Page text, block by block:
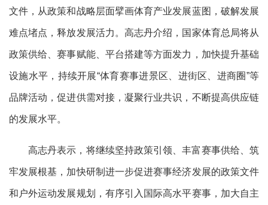
文件，从政策和战略层面擘画体育产业发展蓝图，破解发展
难点堵点，释放发展活力。高志丹介绍，国家体育总局将从
政策供给、赛事赋能、平台搭建等方面发力，加快提升基础
设施水平，持续开展“体育赛事进景区、进街区、进商圈”等
品牌活动，促进供需对接，凝聚行业共识，不断提高供应链
的发展水平。
高志丹表示，将继续坚持政策引领、丰富赛事供给、筑
牢发展根基，加快研制进一步促进赛事经济发展的政策文件
和户外运动发展规划，有序引入国际高水平赛事，加大自主